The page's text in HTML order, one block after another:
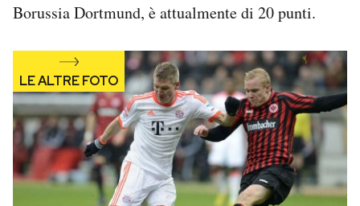
Borussia Dortmund, è attualmente di 20 punti.